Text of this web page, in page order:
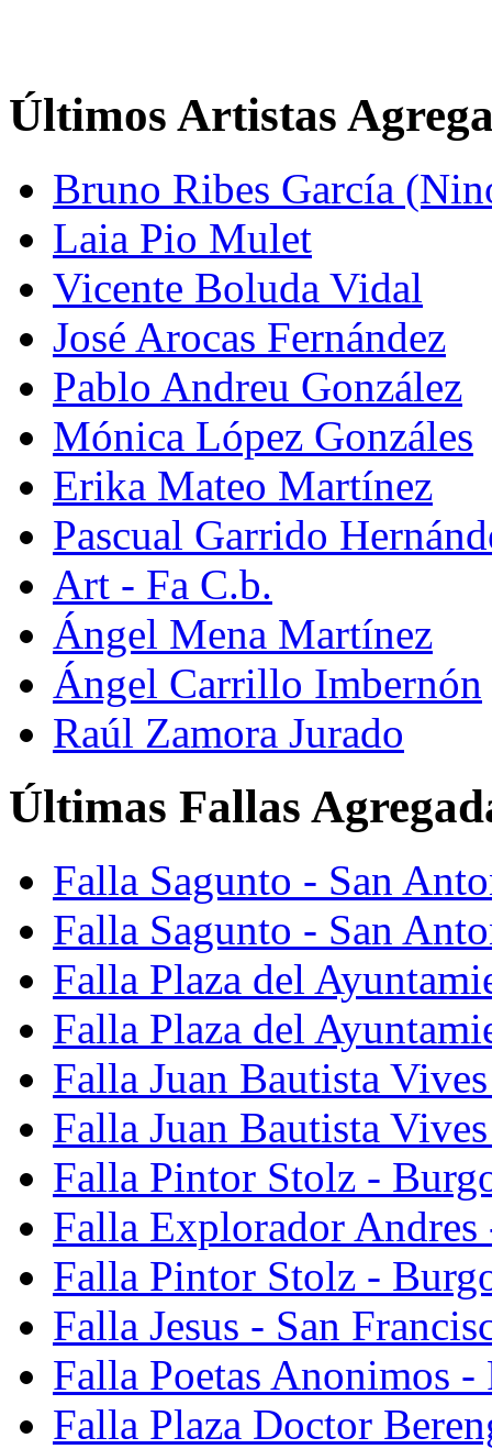
Últimos Artistas
Bruno Ribes García
Laia Pio Mulet
Vicente Boluda Vidal
José Arocas Fernández
Pablo Andreu González
Mónica López Gonzáles
Erika Mateo Martínez
Pascual Garrido
Art - Fa C.b.
Ángel Mena Martínez
Ángel Carrillo Imbernón
Raúl Zamora Jurado
Últimas Fallas
Falla Sagunto - San
Falla Sagunto - San
Falla Plaza del
Falla Plaza del
Falla Juan Bautista
Falla Juan Bautista
Falla Pintor Stolz -
Falla Explorador Andres
Falla Pintor Stolz -
Falla Jesus - San
Falla Poetas Anonimos
Falla Plaza Doctor